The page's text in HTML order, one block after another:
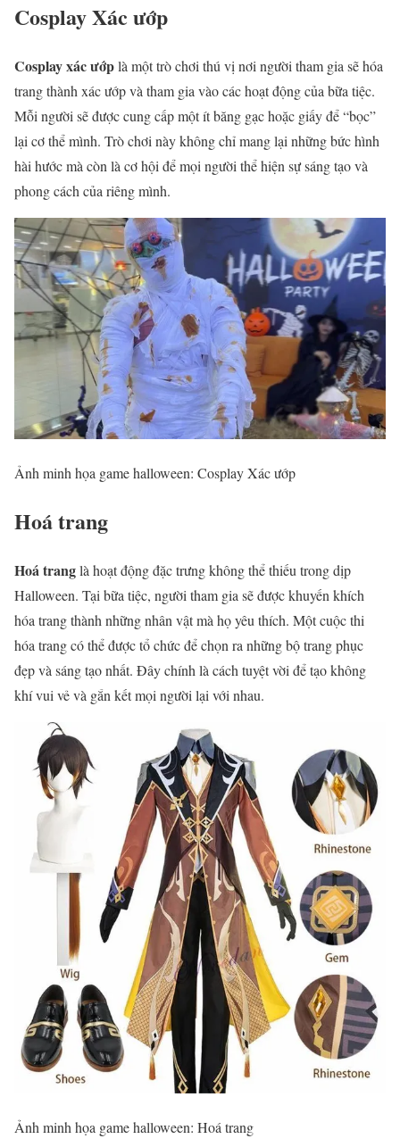
Cosplay Xác ướp
Cosplay xác ướplà một trò chơi thú vị nơi người tham gia sẽ hóa
trang thành xác ướp và tham gia vào các hoạt động của bữa tiệc.
Mỗi người sẽ được cung cấp một ít băng gạc hoặc giấy để “bọc”
lại cơ thể mình. Trò chơi này không chỉ mang lại những bức hình
hài hước mà còn là cơ hội để mọi người thể hiện sự sáng tạo và
phong cách của riêng mình.
Ảnh minh họa game halloween: Cosplay Xác ướp
Hoá trang
Hoá tranglà hoạt động đặc trưng không thể thiếu trong dịp
Halloween. Tại bữa tiệc, người tham gia sẽ được khuyến khích
hóa trang thành những nhân vật mà họ yêu thích. Một cuộc thi
hóa trang có thể được tổ chức để chọn ra những bộ trang phục
đẹp và sáng tạo nhất. Đây chính là cách tuyệt vời để tạo không
khí vui vẻ và gắn kết mọi người lại với nhau.
Ảnh minh họa game halloween: Hoá trang